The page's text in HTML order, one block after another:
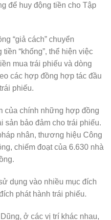
để huy động tiền cho Tập
“giả cách” chuyển
“khống”, thể hiện việc
mua trái phiếu và dòng
các hợp đồng hợp tác đầu
phiếu.
của chính những hợp đồng
sản bảo đảm cho trái phiếu.
nhân, thương hiệu Công
chiếm đoạt của 6.630 nhà
dụng vào nhiều mục đích
phát hành trái phiếu.
ở các vị trí khác nhau,